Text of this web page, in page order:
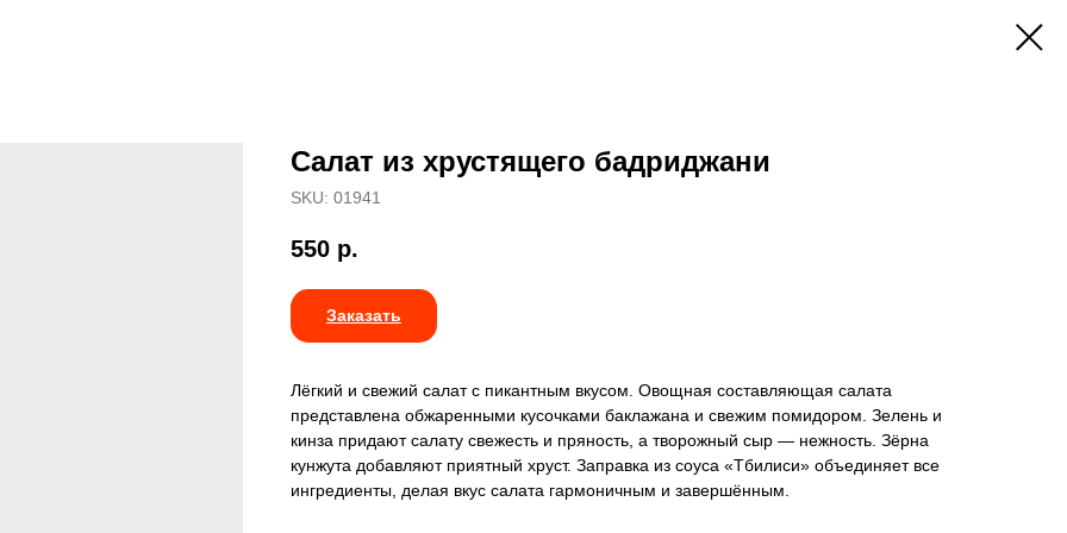
Салат из хрустящего бадриджани
SKU: 01941
550 р.
Заказать
Лёгкий и свежий салат с пикантным вкусом. Овощная составляющая салата
представлена обжаренными кусочками баклажана и свежим помидором. Зелень и
кинза придают салату свежесть и пряность, а творожный сыр — нежность. Зёрна
кунжута добавляют приятный хруст. Заправка из соуса «Тбилиси» объединяет все
ингредиенты, делая вкус салата гармоничным и завершённым.